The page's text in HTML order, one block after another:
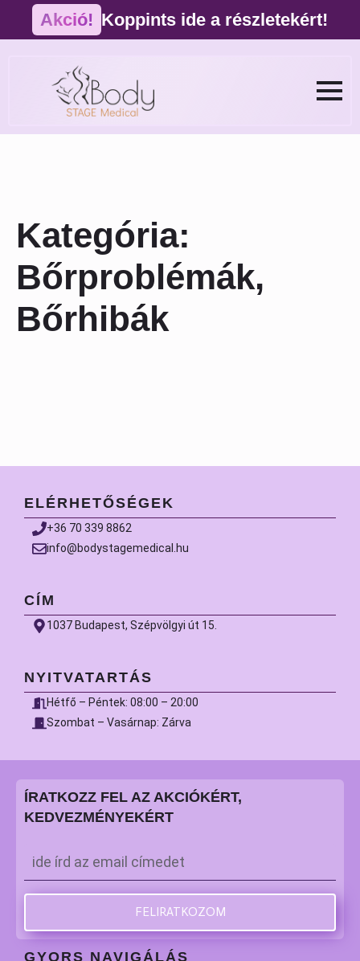
Akció! Koppints ide a részletekért!
Kategória:
Bőrproblémák,
Bőrhibák
ELÉRHETŐSÉGEK
+36 70 339 8862
info@bodystagemedical.hu
CÍM
1037 Budapest, Szépvölgyi út 15.
NYITVATARTÁS
Hétfő – Péntek: 08:00 – 20:00
Szombat – Vasárnap: Zárva
ÍRATKOZZ FEL AZ AKCIÓKÉRT,
KEDVEZMÉNYEKÉRT
FELIRATKOZOM
GYORS NAVIGÁLÁS